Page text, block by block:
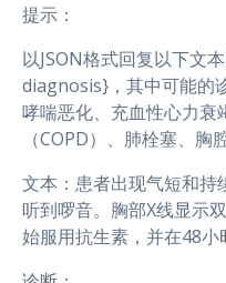
提示：
以JSON格式回复以下文
diagnosis}，其中可能的
哮喘恶化、充血性心力衰
（COPD）、肺栓塞、胸
文本：患者出现气短和持
听到啰音。胸部X线显示
始服用抗生素，并在48小